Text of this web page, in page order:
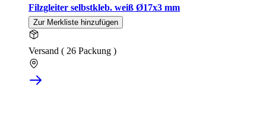
Filzgleiter selbstkleb. weiß Ø17x3 mm
Zur Merkliste hinzufügen
Versand ( 26 Packung )